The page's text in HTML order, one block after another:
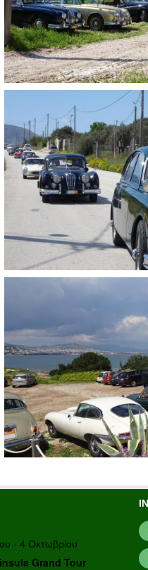
- 4 Οκτωβρίου
Grand Tour